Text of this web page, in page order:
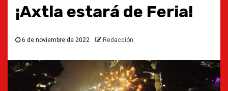
¡Axtla estará de Feria!
6 de noviembre de 2022 Redacción